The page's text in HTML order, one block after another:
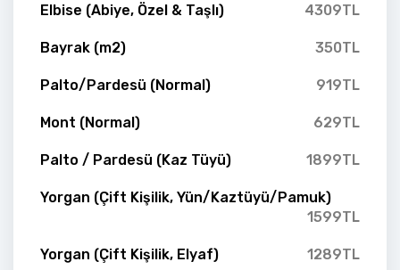
Elbise (Abiye, Özel & Taşlı) 4309TL
Bayrak (m2) 350TL
Palto/Pardesü (Normal) 919TL
Mont (Normal) 629TL
Palto / Pardesü (Kaz Tüyü) 1899TL
Yorgan (Çift Kişilik, Yün/Kaztüyü/Pamuk)
1599TL
Yorgan (Çift Kişilik, Elyaf) 1289TL